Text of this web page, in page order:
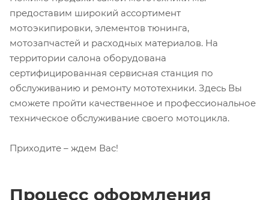
предоставим широкий ассортимент
мотоэкипировки, элементов тюнинга,
мотозапчастей и расходных материалов. На
территории салона оборудована
сертифицированная сервисная станция по
обслуживанию и ремонту мототехники. Здесь Вы
сможете пройти качественное и профессиональное
техническое обслуживание своего мотоцикла.
Приходите – ждем Вас!
Процесс оформления